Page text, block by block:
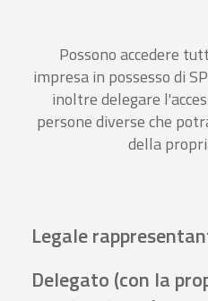
Possono accedere
impresa in possesso di
inoltre delegare
persone diverse che
della
Legale
Delegato (con la